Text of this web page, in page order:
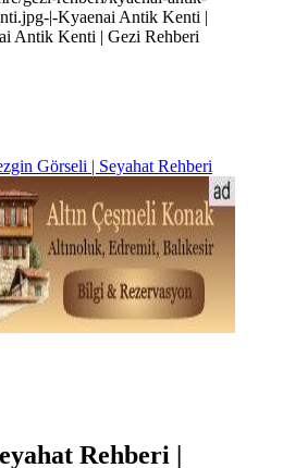
|-Kyaenai Antik Kenti |
Antik Kenti | Gezi Rehberi
Rehberi |